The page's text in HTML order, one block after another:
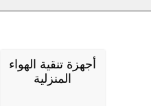
أجهزة تنقية الهواء
المنزلية